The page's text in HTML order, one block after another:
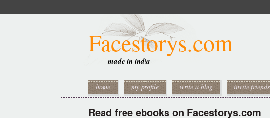
Facestorys.com
made in india
home my profile write a blog invite friends
Read free ebooks on Facestorys.com